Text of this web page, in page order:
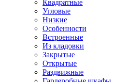
Квадратные
Угловые
Низкие
Особенности
Встроенные
Из кладовки
Закрытые
Открытые
Раздвижные